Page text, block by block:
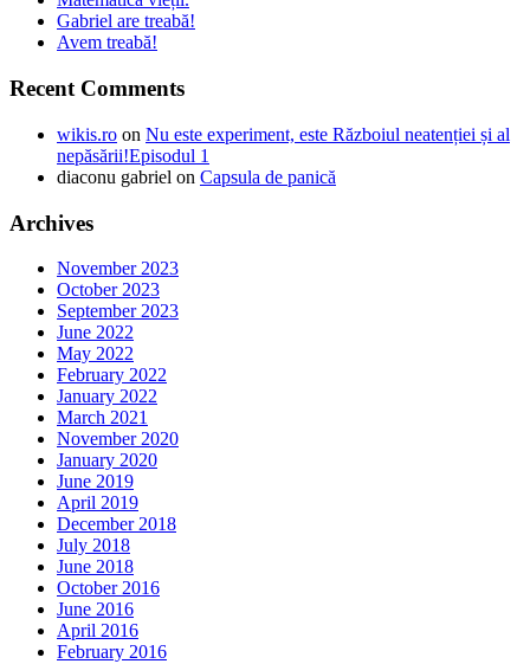
Gabriel are treabă!
Avem treabă!
Recent Comments
wikis.ro on Nu este experiment, este Războiul neatenției și al
nepăsării!Episodul 1
diaconu gabriel on Capsula de panică
Archives
November 2023
October 2023
September 2023
June 2022
May 2022
February 2022
January 2022
March 2021
November 2020
January 2020
June 2019
April 2019
December 2018
July 2018
June 2018
October 2016
June 2016
April 2016
February 2016